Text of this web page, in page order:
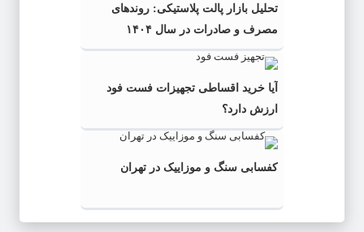
تحلیل بازار پالت پلاستیکی: روندهای
مصرف و صادرات در سال ۱۴۰۴
آیا خرید اقساطی تجهیزات فست فود
ارزش دارد؟
کفسابی سنگ و موزاییک در تهران